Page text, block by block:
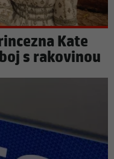
Kate
s rakovinou